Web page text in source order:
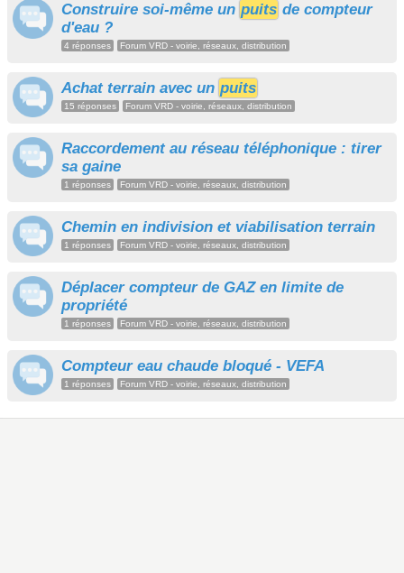
Construire soi-même un puits de compteur
d'eau ?
4 réponses Forum VRD - voirie, réseaux, distribution
Achat terrain avec un puits
15 réponses Forum VRD - voirie, réseaux, distribution
Raccordement au réseau téléphonique : tirer
sa gaine
1 réponses Forum VRD - voirie, réseaux, distribution
Chemin en indivision et viabilisation terrain
1 réponses Forum VRD - voirie, réseaux, distribution
Déplacer compteur de GAZ en limite de
propriété
1 réponses Forum VRD - voirie, réseaux, distribution
Compteur eau chaude bloqué - VEFA
1 réponses Forum VRD - voirie, réseaux, distribution